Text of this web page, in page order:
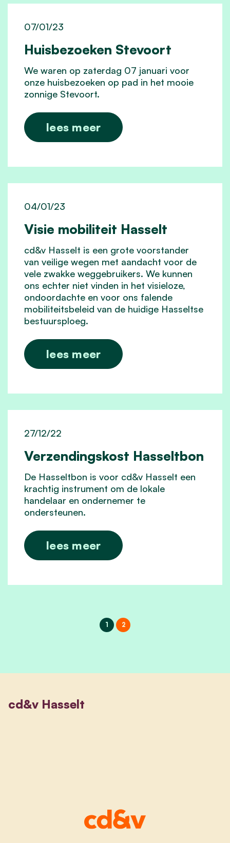
Huisbezoeken Stevoort
07/01/23
We waren op zaterdag 07 januari voor
onze huisbezoeken op pad in het mooie
zonnige Stevoort.
lees meer
Visie mobiliteit Hasselt
04/01/23
cd&v Hasselt is een grote voorstander
van veilige wegen met aandacht voor de
vele zwakke weggebruikers. We kunnen
ons echter niet vinden in het visieloze,
ondoordachte en voor ons falende
mobiliteitsbeleid van de huidige Hasseltse
bestuursploeg.
lees meer
Verzendingskost Hasseltbon
27/12/22
De Hasseltbon is voor cd&v Hasselt een
krachtig instrument om de lokale
handelaar en ondernemer te
ondersteunen.
lees meer
1 2
cd&v Hasselt